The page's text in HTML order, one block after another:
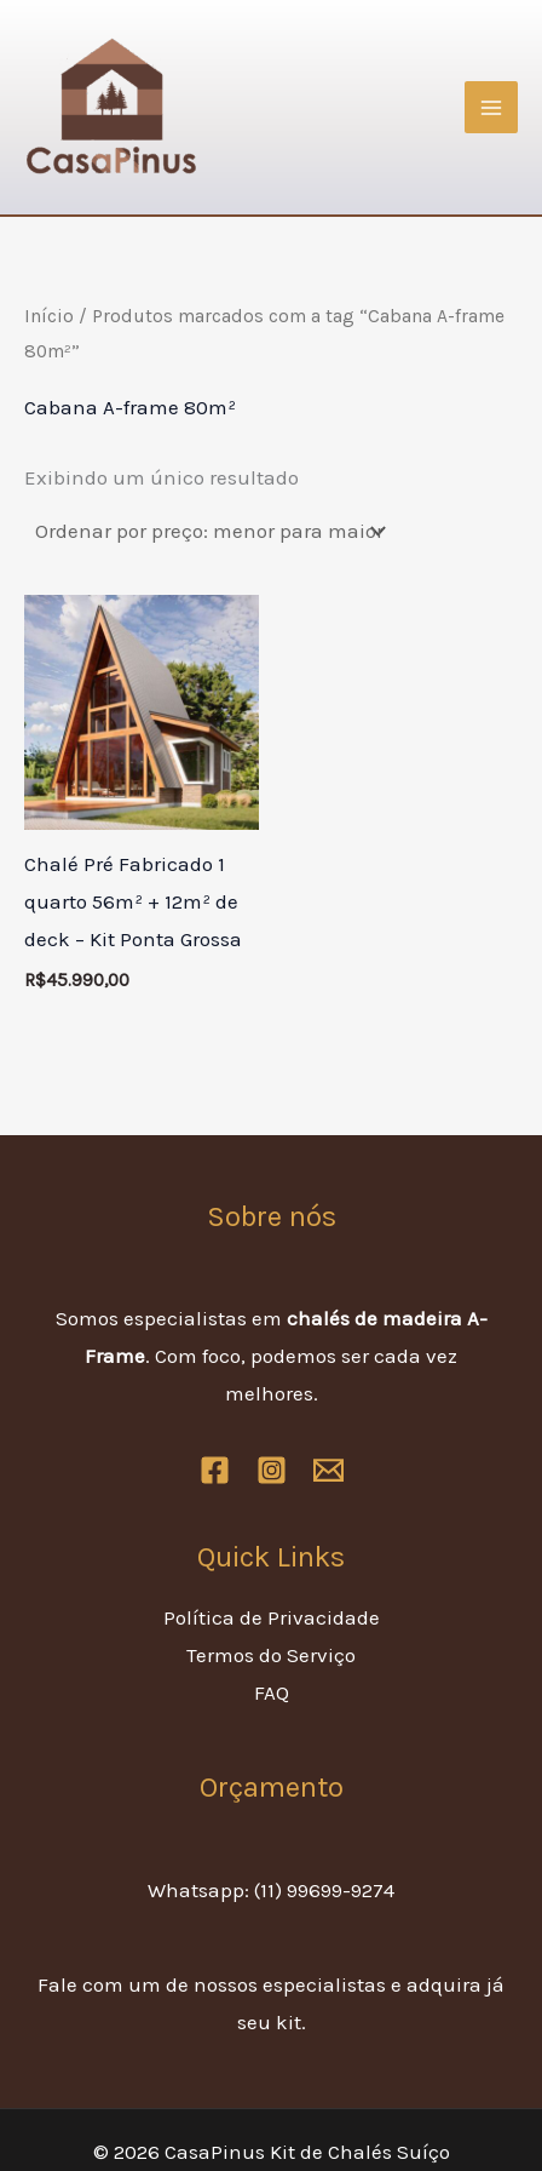
Início / Produtos marcados com a tag “Cabana A-frame
80m²”
Cabana A-frame 80m²
Exibindo um único resultado
Chalé Pré Fabricado 1
quarto 56m² + 12m² de
deck – Kit Ponta Grossa
R$45.990,00
Sobre nós
Somos especialistas em chalés de madeira A-
Frame. Com foco, podemos ser cada vez
melhores.
Quick Links
Política de Privacidade
Termos do Serviço
FAQ
Orçamento
Whatsapp: (11) 99699-9274
Fale com um de nossos especialistas e adquira já
seu kit.
© 2026 CasaPinus Kit de Chalés Suíço